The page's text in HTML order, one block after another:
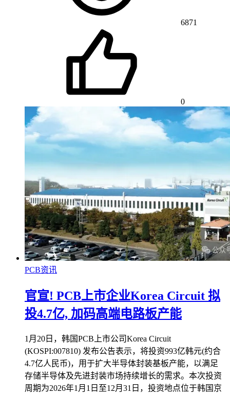
6871
0
PCB资讯
官宣! PCB上市企业Korea Circuit 拟
投4.7亿, 加码高端电路板产能
1月20日，韩国PCB上市公司Korea Circuit
(KOSPI:007810) 发布公告表示，将投资993亿韩元(约合
4.7亿人民币)，用于扩大半导体封装基板产能，以满足
存储半导体及先进封装市场持续增长的需求。本次投资
周期为2026年1月1日至12月31日，投资地点位于韩国京